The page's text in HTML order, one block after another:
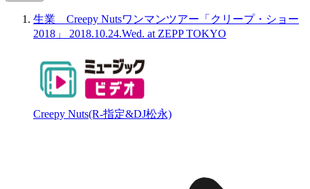
生業 Creepy Nutsワンマンツアー「クリープ・ショー
2018」 2018.10.24.Wed. at ZEPP TOKYO
Creepy Nuts(R-指定&DJ松永)